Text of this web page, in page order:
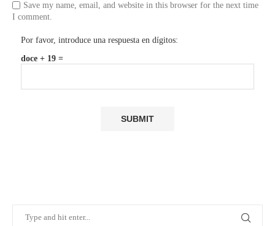
Save my name, email, and website in this browser for the next time
I comment.
Por favor, introduce una respuesta en dígitos:
doce + 19 =